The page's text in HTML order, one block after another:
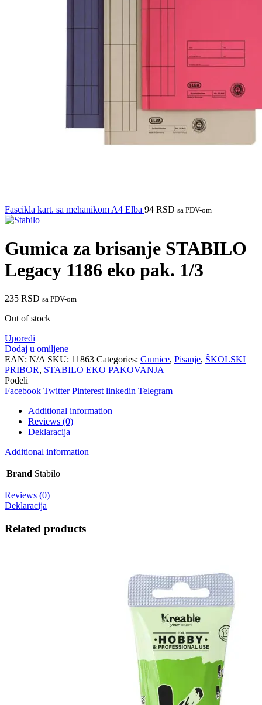
Fascikla kart. sa mehanikom A4 Elba 94 RSD sa PDV-om
Gumica za brisanje STABILO
Legacy 1186 eko pak. 1/3
235 RSD sa PDV-om
Out of stock
Uporedi
Dodaj u omiljene
EAN: N/A SKU: 11863 Categories: Gumice, Pisanje, ŠKOLSKI
PRIBOR, STABILO EKO PAKOVANJA
Podeli
Facebook Twitter Pinterest linkedin Telegram
Additional information
Reviews (0)
Deklaracija
Additional information
Brand Stabilo
Reviews (0)
Deklaracija
Related products